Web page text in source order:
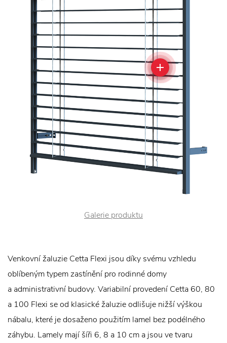
Galerie produktu
Venkovní žaluzie Cetta Flexi jsou díky svému vzhledu
oblíbeným typem zastínění pro rodinné domy
a administrativní budovy. Variabilní provedení Cetta 60, 80
a 100 Flexi se od klasické žaluzie odlišuje nižší výškou
nábalu, které je dosaženo použitím lamel bez podélného
záhybu. Lamely mají šíři 6, 8 a 10 cm a jsou ve tvaru